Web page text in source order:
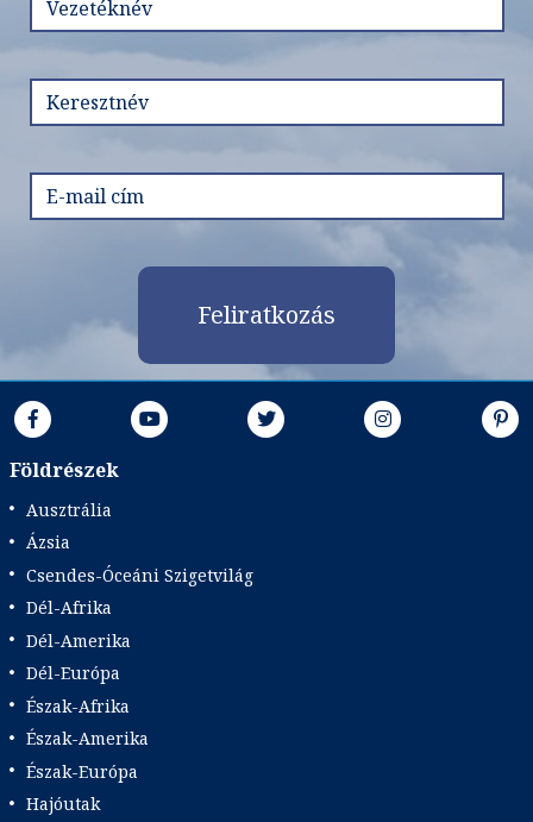
Időpont: 2026-09-27 | 11 éj
már 998.398 Ft-tól
Időpontok és árak
Feliratkozás
Földrészek
Ausztrália
Ázsia
Csendes-Óceáni Szigetvilág
Dél-Afrika
Dél-Amerika
Dél-Európa
Észak-Afrika
Észak-Amerika
Észak-Európa
Hajóutak